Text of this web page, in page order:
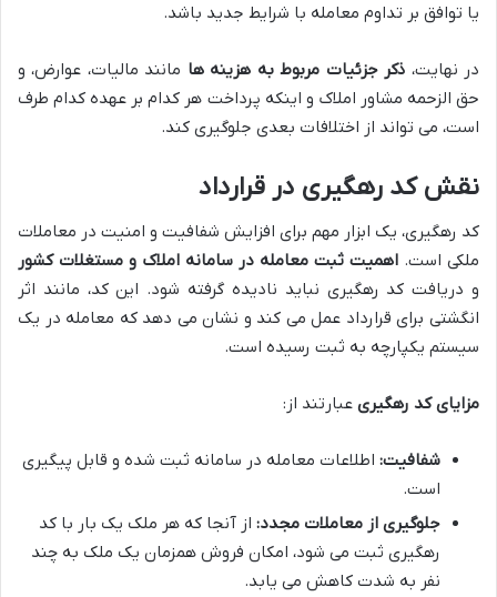
یا توافق بر تداوم معامله با شرایط جدید باشد.
در نهایت، ذکر جزئیات مربوط به هزینه ها مانند مالیات، عوارض، و
حق الزحمه مشاور املاک و اینکه پرداخت هر کدام بر عهده کدام طرف
است، می تواند از اختلافات بعدی جلوگیری کند.
نقش کد رهگیری در قرارداد
کد رهگیری، یک ابزار مهم برای افزایش شفافیت و امنیت در معاملات
ملکی است. اهمیت ثبت معامله در سامانه املاک و مستغلات کشور
و دریافت کد رهگیری نباید نادیده گرفته شود. این کد، مانند اثر
انگشتی برای قرارداد عمل می کند و نشان می دهد که معامله در یک
سیستم یکپارچه به ثبت رسیده است.
مزایای کد رهگیری عبارتند از:
شفافیت: اطلاعات معامله در سامانه ثبت شده و قابل پیگیری
است.
جلوگیری از معاملات مجدد: از آنجا که هر ملک یک بار با کد
رهگیری ثبت می شود، امکان فروش همزمان یک ملک به چند
نفر به شدت کاهش می یابد.